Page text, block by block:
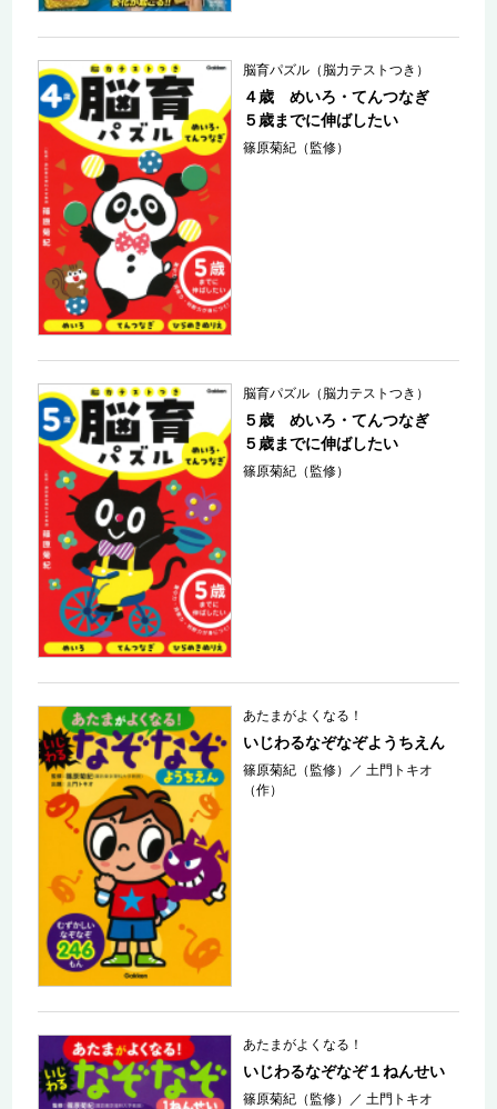
脳育パズル（脳力テストつき）
４歳 めいろ・てんつなぎ
５歳までに伸ばしたい
篠原菊紀（監修）
脳育パズル（脳力テストつき）
５歳 めいろ・てんつなぎ
５歳までに伸ばしたい
篠原菊紀（監修）
あたまがよくなる！
いじわるなぞなぞようちえん
篠原菊紀（監修） ／土門トキオ
（作）
あたまがよくなる！
いじわるなぞなぞ１ねんせい
篠原菊紀（監修） ／ 土門トキオ